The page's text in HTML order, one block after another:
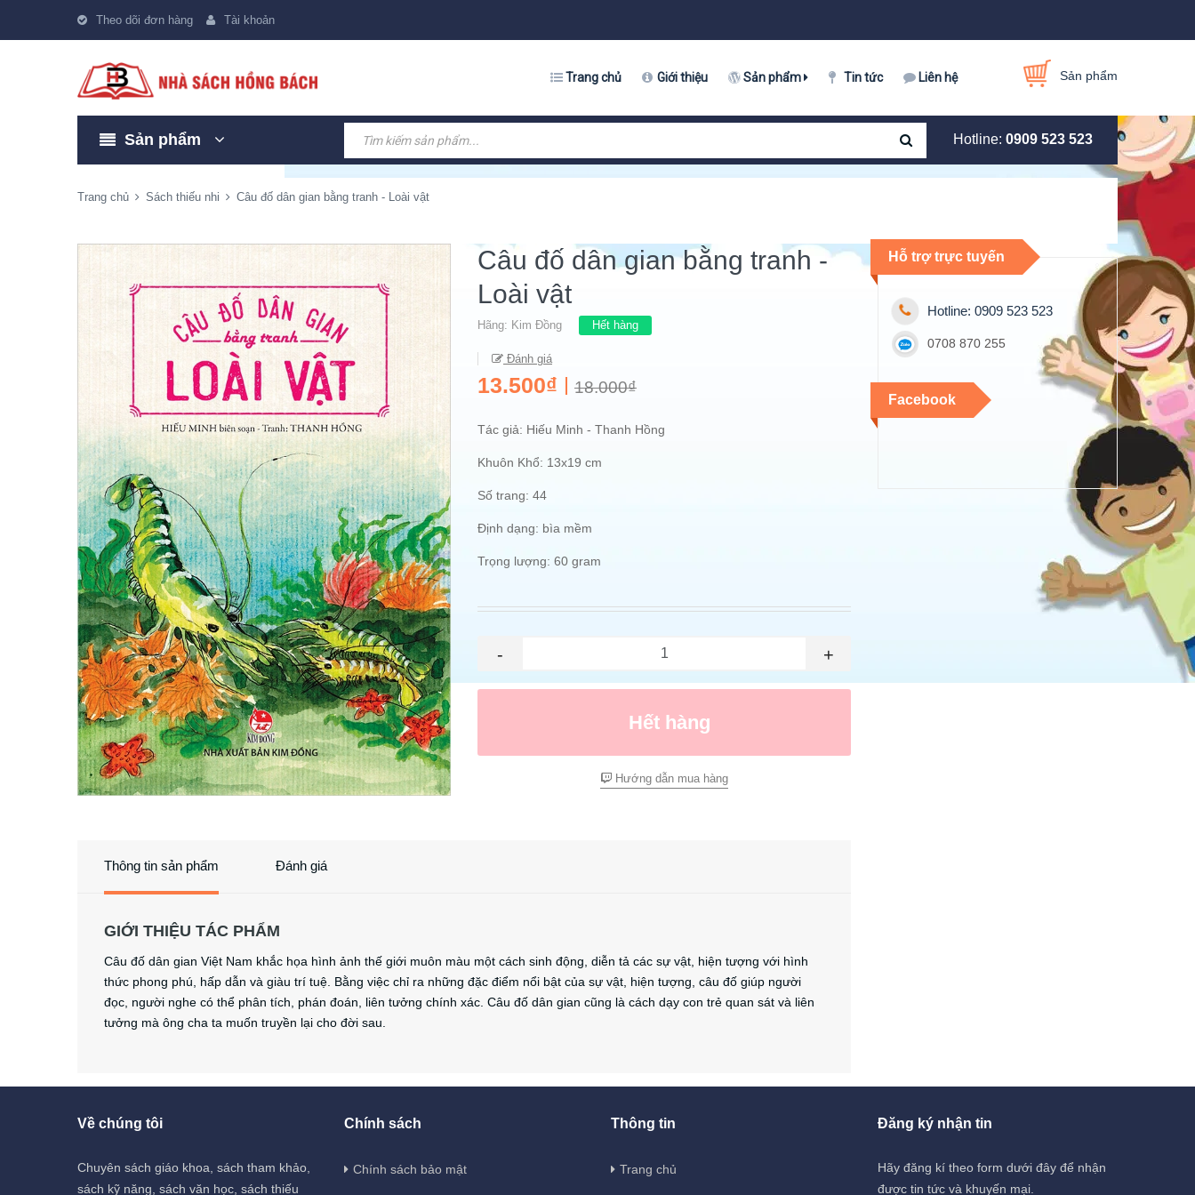
Theo dõi đơn hàng Tài khoản
Trang chủ Giới thiệu Sản phẩm Tin tức Liên hệ Sản phẩm
Sản phẩm Hotline: 0909 523 523
Trang chủ Sách thiếu nhi Câu đố dân gian bằng tranh - Loài vật
Câu đố dân gian bằng tranh -
Loài vật
Hãng: Kim Đồng Hết hàng
Đánh giá
13.500₫ 18.000₫
Tác giả: Hiếu Minh - Thanh Hồng
Khuôn Khổ: 13x19 cm
Số trang: 44
Định dạng: bìa mềm
Trọng lượng: 60 gram
- +
Hết hàng
Hướng dẫn mua hàng
Thông tin sản phẩm Đánh giá
GIỚI THIỆU TÁC PHẨM
Câu đố dân gian Việt Nam khắc họa hình ảnh thế giới muôn màu một cách sinh động, diễn tả các sự vật, hiện tượng với hình
thức phong phú, hấp dẫn và giàu trí tuệ. Bằng việc chỉ ra những đặc điểm nổi bật của sự vật, hiện tượng, câu đố giúp người
đọc, người nghe có thể phân tích, phán đoán, liên tưởng chính xác. Câu đố dân gian cũng là cách dạy con trẻ quan sát và liên
tưởng mà ông cha ta muốn truyền lại cho đời sau.
Hỗ trợ trực tuyến
Hotline: 0909 523 523
0708 870 255
Facebook
Về chúng tôi
Chuyên sách giáo khoa, sách tham khảo,
sách kỹ năng, sách văn học, sách thiếu
Chính sách
Chính sách bảo mật
Thông tin
Trang chủ
Đăng ký nhận tin
Hãy đăng kí theo form dưới đây để nhận
được tin tức và khuyến mại.